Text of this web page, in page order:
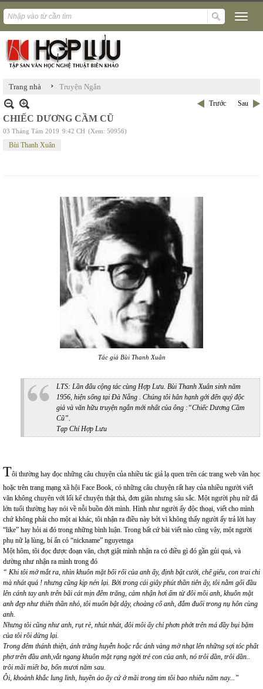
Trang nhà › Truyện Ngắn
Trước Sau
CHIẾC DƯƠNG CẦM CŨ
03 Tháng Tám 2019 9:42 CH (Xem: 50956)
Bùi Thanh Xuân
Tác giả Bùi Thanh Xuân
LTS: Lần đẩu cộng tác cùng Hợp Lưu. Bùi Thanh Xuân sinh năm
1956, hiện sống tại Đà Nẵng . Chúng tôi hân hạnh gởi đến quý độc
giả và văn hữu truyện ngắn mới nhất của ông :“Chiếc Dương Cầm
Cũ”.
Tạp Chí Hợp Lưu
Tôi thường hay đọc những câu chuyện của nhiều tác giả lạ quen trên các trang web văn học
hoặc trên trang mạng xã hội Face Book, có những câu chuyện rất hay của nhiều người viết
văn không chuyên với lối kể chuyện thật thà, đơn giãn nhưng sâu sắc. Một người phụ nữ đã
lớn tuổi thường hay nói về nỗi buồn đời mình. Hình như người ấy độc thoại, viết cho mình
chứ không phải cho một ai khác, tôi nhận ra điều này bởi vì không thấy người ấy trả lời hay
“like” hay hỏi ai đó trong những bình luận. Trong bất cứ bài viết nào cũng vậy, một người
phụ nữ lạ lùng, bí ẩn có “nickname” nguyetnga
Một hôm, tôi đọc được đoạn văn, chợt giật mình nhận ra có điều gì đó gần gủi quá, và
dường như nhận ra mình trong đó
“ Khi tôi mở mắt ra, nhìn khuôn mặt bối rối của anh ấy, định bật cười, chế giếu, con trai chi
mà nhát quá ! nhưng cũng kịp nén lại. Bởi trong cái giây phút thần tiên ấy, tôi nằm gối đầu
lên cánh tay anh trên bãi cát mịn đêm trăng, cảm nhận hơi ấm từ đôi môi anh, khuôn mặt
anh đẹp như thiên thần nhỏ, tôi muốn bật dậy, choàng cổ anh, đắm đuối trong nụ hôn cùng
anh.
Nhưng tôi cũng như anh, rụt rè, nhút nhát, đôi môi ấy chỉ phơn phớt trên má đầy bụi bặm
của tôi rồi dừng lại.
Trong đêm thánh thiện, ánh trăng huyễn hoặc rắc ánh vàng mờ nhạt lên những sợi tóc phất
phơ trên đầu anh,vắt ngang khuôn mặt rạng ngời trẻ con của anh, nó trôi dần, trôi dần..
trôi mãi miết ba, bốn mươi năm sau.
Ôi, khoảnh khắc lung linh, huyền ảo ấy cứ ở mãi trong tim tôi bao nhiêu năm nay...”